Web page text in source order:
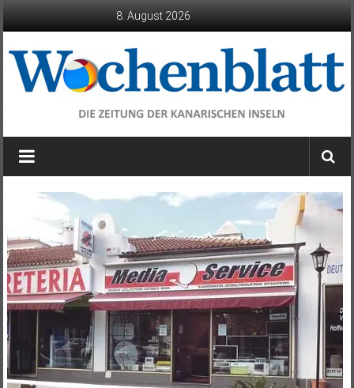
8. August 2026
Wochenblatt
die
Kanarischen
Inseln